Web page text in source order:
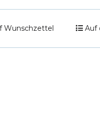
Wunschzettel Auf